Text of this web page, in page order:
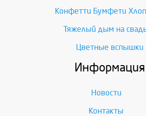
Конфетти Бумфети
Тяжелый дым на
Цветные вспышки
Информация
Новости
Контакты